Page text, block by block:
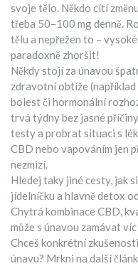
svoje tělo. Někdo cítí
třeba 50–100 mg denně.
tělu a nepřežen to –
paradoxně zhoršit!
Někdy stojí za únavou
zdravotní obtíže
bolest či hormonální
trvá týdny bez jasné
testy a probrat situaci s
CBD nebo vapováním jen
nezmizí.
Hledej taky jiné cesty, jak
jídelníčku a hlavně detox
Chytrá kombinace CBD,
může s únavou zamávat
Chceš konkrétní
únavu? Mrkni na další